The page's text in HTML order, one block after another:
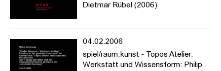
Dietmar Rübel (2006)
04.02.2006
spiel/raum:kunst - Topos Atelier.
Werkstatt und Wissensform: Philip